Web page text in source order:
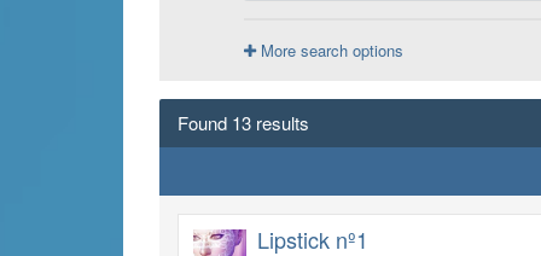
More search options
Found 13 results
Lipstick nº1